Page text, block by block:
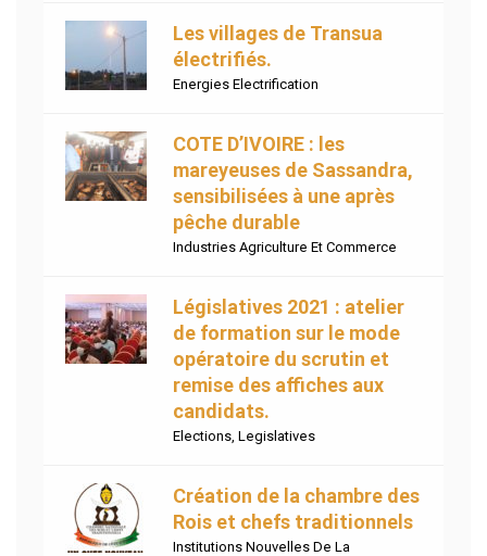
Les villages de Transua
électrifiés.
Energies Electrification
COTE D’IVOIRE : les
mareyeuses de Sassandra,
sensibilisées à une après
pêche durable
Industries Agriculture Et Commerce
Législatives 2021 : atelier
de formation sur le mode
opératoire du scrutin et
remise des affiches aux
candidats.
Elections Legislatives
Création de la chambre des
Rois et chefs traditionnels
Institutions Nouvelles De La